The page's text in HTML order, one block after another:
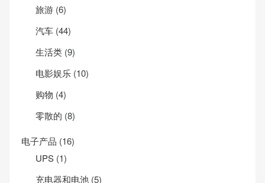
旅游 (6)
汽车 (44)
生活类 (9)
电影娱乐 (10)
购物 (4)
零散的 (8)
电子产品 (16)
UPS (1)
充电器和电池 (5)